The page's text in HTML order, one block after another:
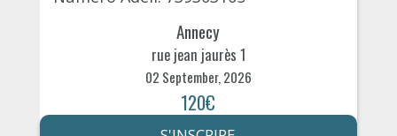
Annecy
rue jean jaurès 1
02 September, 2026
120€